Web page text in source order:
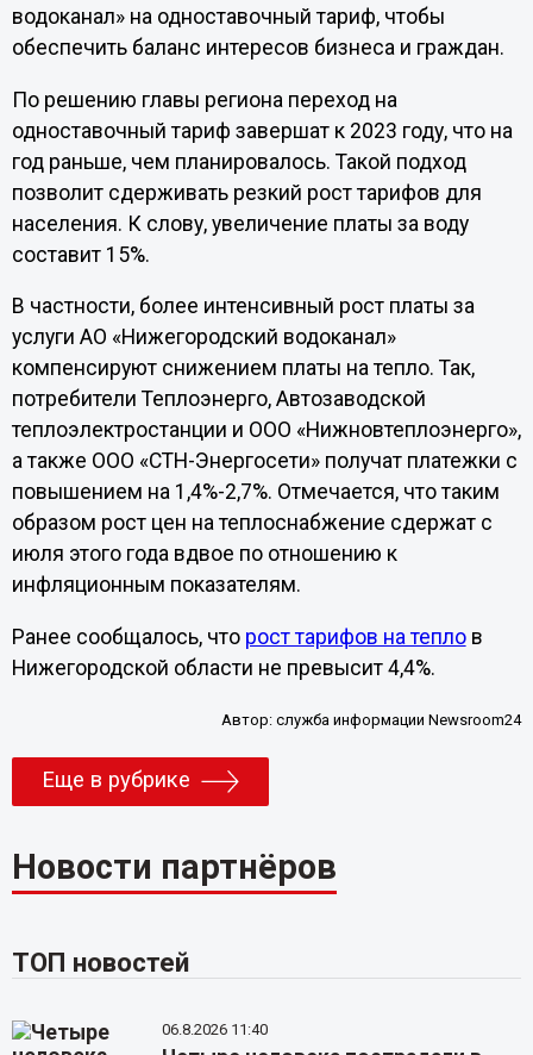
водоканал» на одноставочный тариф, чтобы
обеспечить баланс интересов бизнеса и граждан.
По решению главы региона переход на
одноставочный тариф завершат к 2023 году, что на
год раньше, чем планировалось. Такой подход
позволит сдерживать резкий рост тарифов для
населения. К слову, увеличение платы за воду
составит 15%.
В частности, более интенсивный рост платы за
услуги АО «Нижегородский водоканал»
компенсируют снижением платы на тепло. Так,
потребители Теплоэнерго, Автозаводской
теплоэлектростанции и ООО «Нижновтеплоэнерго»,
а также ООО «СТН-Энергосети» получат платежки с
повышением на 1,4%-2,7%. Отмечается, что таким
образом рост цен на теплоснабжение сдержат с
июля этого года вдвое по отношению к
инфляционным показателям.
Ранее сообщалось, что рост тарифов на теплов
Нижегородской области не превысит 4,4%.
Автор:служба информации Newsroom24
Еще в рубрике
Новости партнёров
ТОП новостей
06.8.2026 11:40